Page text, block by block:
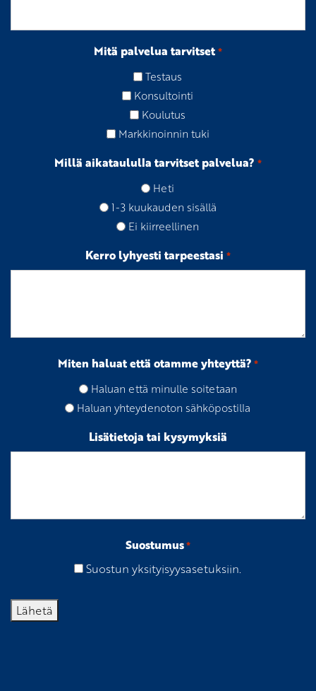
Mitä palvelua tarvitset *
Testaus
Konsultointi
Koulutus
Markkinoinnin tuki
Millä aikataululla tarvitset palvelua? *
Heti
1-3 kuukauden sisällä
Ei kiirreellinen
Kerro lyhyesti tarpeestasi *
Miten haluat että otamme yhteyttä? *
Haluan että minulle soitetaan
Haluan yhteydenoton sähköpostilla
Lisätietoja tai kysymyksiä
Suostumus*
Suostun yksityisyysasetuksiin.
Lähetä